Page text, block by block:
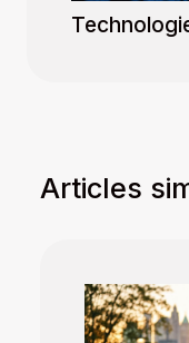
Articles